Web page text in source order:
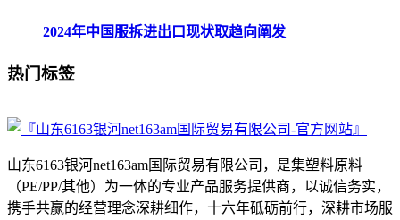
2024年中国服拆进出口现状取趋向阐发
热门标签
山东6163银河net163am国际贸易有限公司，是集塑料原料
（PE/PP/其他）为一体的专业产品服务提供商，以诚信务实，
携手共赢的经营理念深耕细作，十六年砥砺前行，深耕市场服